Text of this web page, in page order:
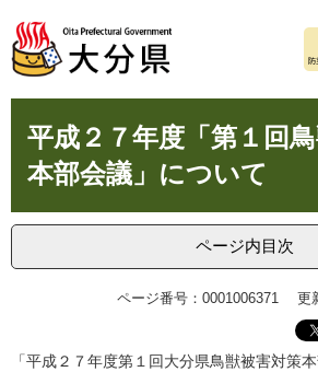
ジ
先
ュ
を
本
へ
平成２７年度「第１回
本部会議」について
ページ内目次
ページ番号：0001006371 更
「平成２７年度第１回大分県鳥獣被害対策